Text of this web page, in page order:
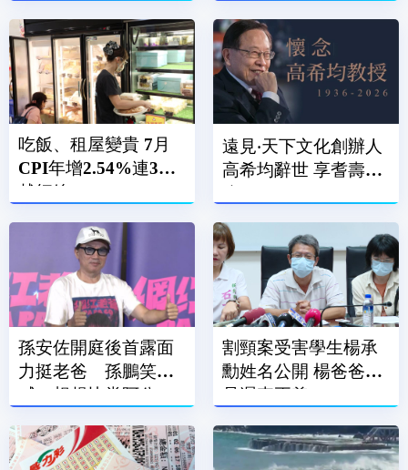
吃飯、租屋變貴 7月
CPI年增2.54%連3月
越紅線
遠見‧天下文化創辦人
高希均辭世 享耆壽90
孫安佐開庭後首露面
力挺老爸 孫鵬笑
喊：想趕快當阿公
割頸案受害學生楊承
勳姓名公開 楊爸爸：
是遲來正義